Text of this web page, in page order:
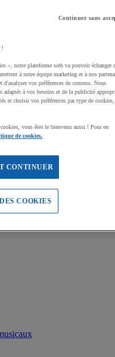
enfant
Continuer sans
!
», notre plateforme web va pouvoir échanger
à notre équipe marketing et à nos
vos préférences de contenu. Nous
adaptés à vos besoins et de la publicité
et choisir vos préférences par type de cookies,
vous êtes le bienvenu aussi ! Pour en
de cookies.
CONTINUER
COOKIES